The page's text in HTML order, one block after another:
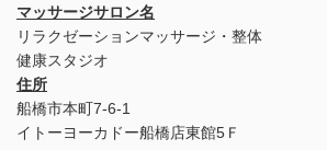
マッサージサロン名
リラクゼーションマッサージ・整体
健康スタジオ
住所
船橋市本町7-6-1
イトーヨーカドー船橋店東館5Ｆ